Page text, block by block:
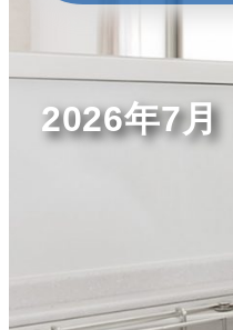
2026年7月